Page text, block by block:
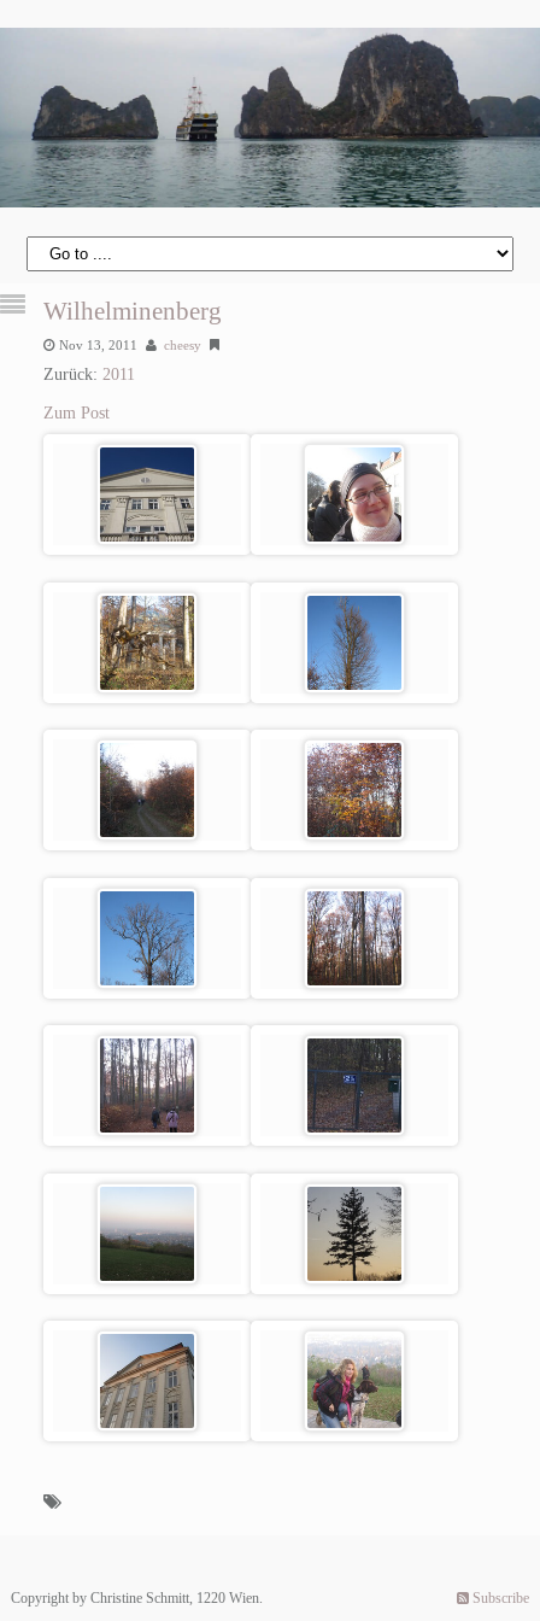
Wilhelminenberg
Nov 13, 2011 cheesy
Zurück: 2011
Zum Post
Copyright by Christine Schmitt, 1220 Wien. Subscribe